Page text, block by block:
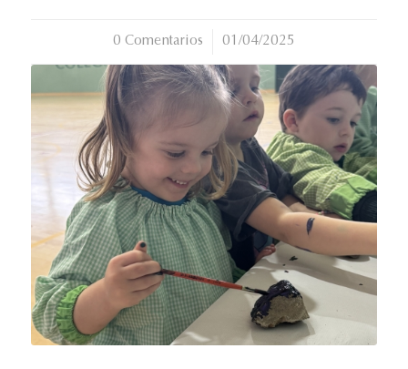
0 Comentarios
/ 01/04/2025